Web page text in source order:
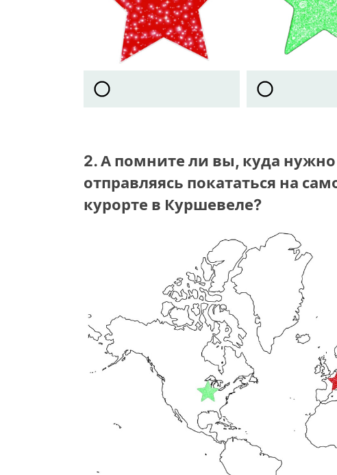
2. А помните ли вы, куда
отправляясь покататься на
курорте в Куршевеле?